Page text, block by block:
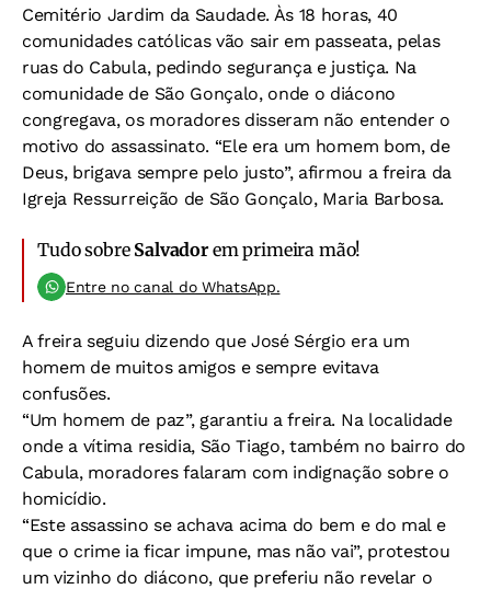
Cemitério Jardim da Saudade. Às 18 horas, 40
comunidades católicas vão sair em passeata, pelas
ruas do Cabula, pedindo segurança e justiça. Na
comunidade de São Gonçalo, onde o diácono
congregava, os moradores disseram não entender o
motivo do assassinato. “Ele era um homem bom, de
Deus, brigava sempre pelo justo”, afirmou a freira da
Igreja Ressurreição de São Gonçalo, Maria Barbosa.
Tudo sobre Salvadorem primeira mão!
Entre no canal do WhatsApp.
A freira seguiu dizendo que José Sérgio era um
homem de muitos amigos e sempre evitava
confusões.
“Um homem de paz”, garantiu a freira. Na localidade
onde a vítima residia, São Tiago, também no bairro do
Cabula, moradores falaram com indignação sobre o
homicídio.
“Este assassino se achava acima do bem e do mal e
que o crime ia ficar impune, mas não vai”, protestou
um vizinho do diácono, que preferiu não revelar o